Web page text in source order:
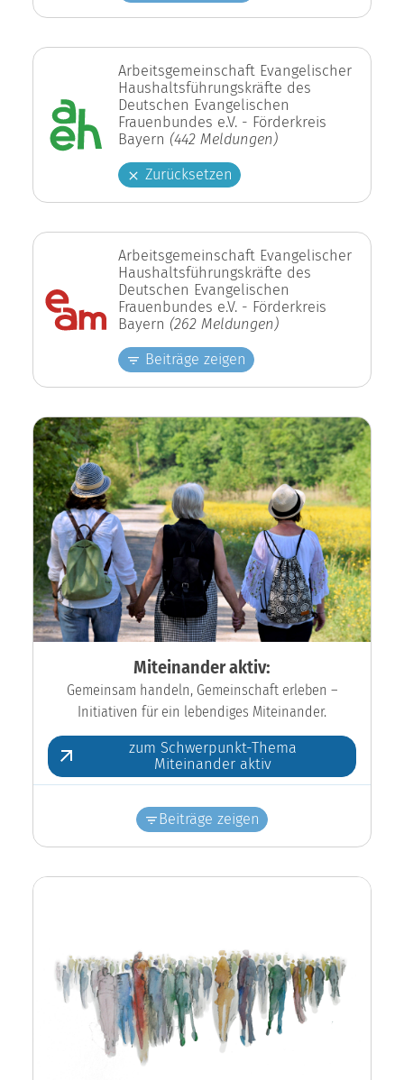
Arbeitsgemeinschaft Evangelischer
Haushaltsführungskräfte des
Deutschen Evangelischen
Frauenbundes e.V. - Förderkreis
Bayern (442 Meldungen)
Zurücksetzen
Arbeitsgemeinschaft Evangelischer
Haushaltsführungskräfte des
Deutschen Evangelischen
Frauenbundes e.V. - Förderkreis
Bayern (262 Meldungen)
Beiträge zeigen
Miteinander aktiv:
Gemeinsam handeln, Gemeinschaft erleben –
Initiativen für ein lebendiges Miteinander.
zum Schwerpunkt-Thema
Miteinander aktiv
Beiträge zeigen